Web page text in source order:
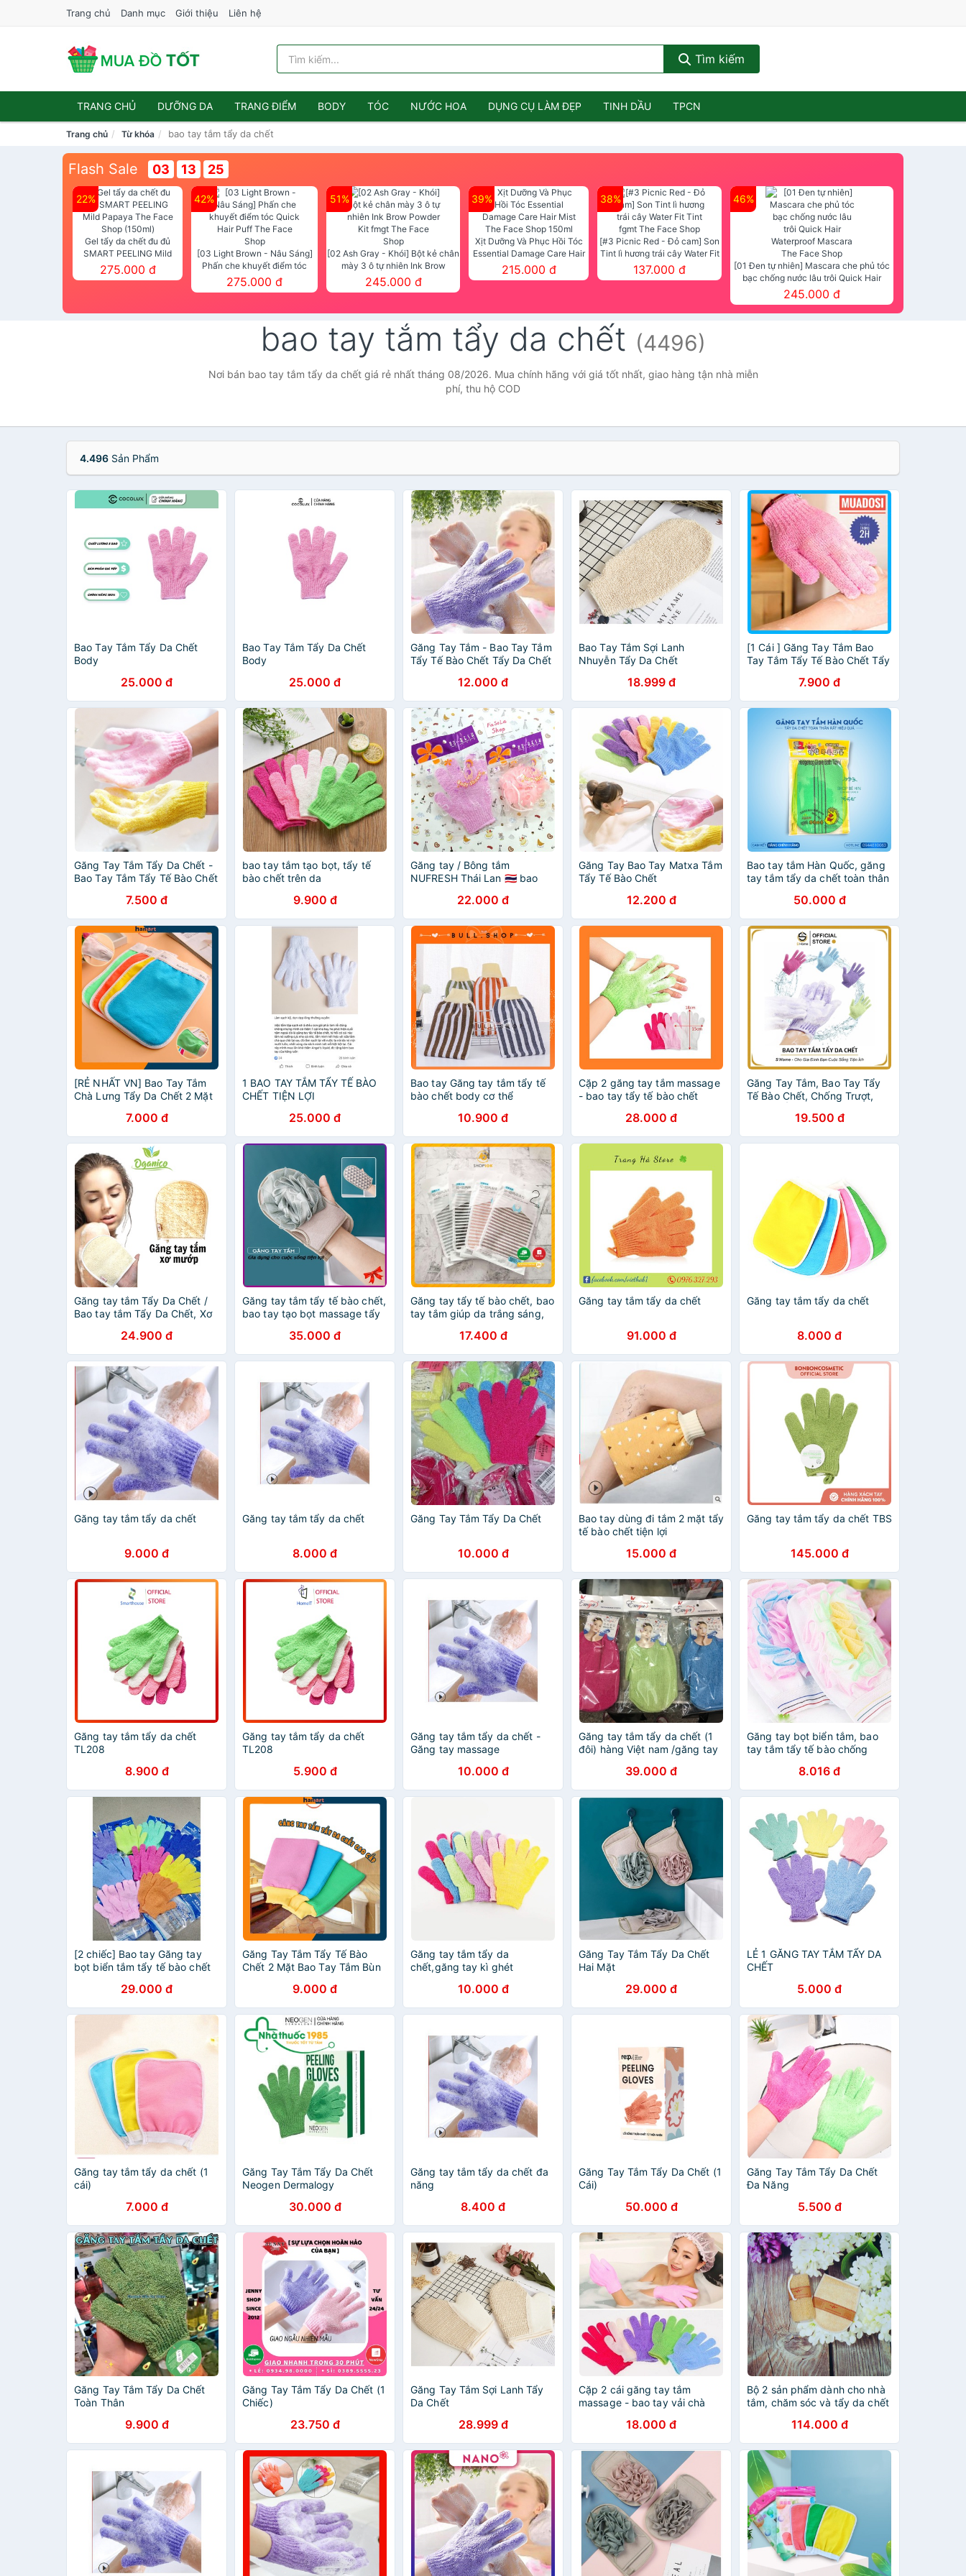
Trang chủ Danh mục Giới thiệu Liên hệ
Tìm kiếm
TRANG CHỦ DƯỠNG DA TRANG ĐIỂM BODY TÓC NƯỚC HOA DỤNG CỤ LÀM ĐẸP TINH DẦU TPCN
Trang chủ Từ khóa bao tay tắm tẩy da chết
Flash Sale 03 13 23
22%
Gel tẩy da chết đu đủ
SMART PEELING Mild
Papaya The Face Shop
(150ml)
275.000 đ
42%
[03 Light Brown - Nâu Sáng]
Phấn che khuyết điểm tóc
Quick Hair Puff The Face Shop
275.000 đ
51%
[02 Ash Gray - Khói] Bột kẻ chân
mày 3 ô tự nhiên Ink Brow
Powder Kit fmgt The Face Shop
245.000 đ
39%
Xịt Dưỡng Và Phục Hồi Tóc
Essential Damage Care Hair
Mist The Face Shop 150ml
215.000 đ
38%
[#3 Picnic Red - Đỏ cam] Son
Tint lì hương trái cây Water Fit
Tint fgmt The Face Shop
137.000 đ
46%
[01 Đen tự nhiên] Mascara che phủ tóc
bạc chống nước lâu trôi Quick Hair
Waterproof Mascara The Face Shop
245.000 đ
bao tay tắm tẩy da chết (4496)
Nơi bán bao tay tắm tẩy da chết giá rẻ nhất tháng 08/2026. Mua chính hãng với giá tốt nhất, giao hàng tận nhà miễn
phí, thu hộ COD
4.496 Sản Phẩm
Bao Tay Tắm Tẩy Da Chết
Body
25.000 đ
Bao Tay Tắm Tẩy Da Chết
Body
25.000 đ
Găng Tay Tắm - Bao Tay Tắm
Tẩy Tế Bào Chết Tẩy Da Chết
12.000 đ
Bao Tay Tắm Sợi Lanh
Nhuyễn Tẩy Da Chết
18.999 đ
[1 Cái ] Găng Tay Tắm Bao
Tay Tắm Tẩy Tế Bào Chết Tẩy
7.900 đ
Găng Tay Tắm Tẩy Da Chết -
Bao Tay Tắm Tẩy Tế Bào Chết
7.500 đ
bao tay tắm tạo bọt, tẩy tế
bào chết trên da
9.900 đ
Găng tay / Bông tắm
NUFRESH Thái Lan 🇹🇭 bao
22.000 đ
Găng Tay Bao Tay Matxa Tắm
Tẩy Tế Bào Chết
12.200 đ
Bao tay tắm Hàn Quốc, găng
tay tắm tẩy da chết toàn thân
50.000 đ
[RẺ NHẤT VN] Bao Tay Tắm
Chà Lưng Tẩy Da Chết 2 Mặt
7.000 đ
1 BAO TAY TẮM TẨY TẾ BÀO
CHẾT TIỆN LỢI
25.000 đ
Bao tay Găng tay tắm tẩy tế
bào chết body cơ thể
10.900 đ
Cặp 2 găng tay tắm massage
- bao tay tẩy tế bào chết
28.000 đ
Găng Tay Tắm, Bao Tay Tẩy
Tế Bào Chết, Chống Trượt,
19.500 đ
Găng tay tắm Tẩy Da Chết /
Bao tay tắm Tẩy Da Chết, Xơ
Nhật, Mỹ, Hàn, Ba Lan
OGANICO 5
24.900 đ
Găng tay tắm tẩy tế bào chết,
bao tay tạo bọt massage tẩy
35.000 đ
Găng tay tẩy tế bào chết, bao
tay tắm giúp da trắng sáng,
17.400 đ
Găng tay tắm tẩy da chết
91.000 đ
Găng tay tắm tẩy da chết
8.000 đ
Găng tay tắm tẩy da chết
9.000 đ
Găng tay tắm tẩy da chết
8.000 đ
Găng Tay Tắm Tẩy Da Chết
10.000 đ
Bao tay dùng đi tắm 2 mặt tẩy
tế bào chết tiện lợi
15.000 đ
Găng tay tắm tẩy da chết TBS
145.000 đ
Găng tay tắm tẩy da chết
TL208
8.900 đ
Găng tay tắm tẩy da chết
TL208
5.900 đ
Găng tay tắm tẩy da chết -
Găng tay massage
10.000 đ
Găng tay tắm tẩy da chết (1
đôi) hàng Việt nam /găng tay
39.000 đ
Găng tay bọt biển tắm, bao
tay tắm tẩy tế bào chống
8.016 đ
[2 chiếc] Bao tay Găng tay
bọt biển tắm tẩy tế bào chết
29.000 đ
Găng Tay Tắm Tẩy Tế Bào
Chết 2 Mặt Bao Tay Tắm Bùn
9.000 đ
Găng tay tắm tẩy da
chết,găng tay kì ghét
10.000 đ
Găng Tay Tắm Tẩy Da Chết
Hai Mặt
29.000 đ
LẺ 1 GĂNG TAY TẮM TẨY DA
CHẾT
5.000 đ
Găng tay tắm tẩy da chết (1
cái)
7.000 đ
Găng Tay Tắm Tẩy Da Chết
Neogen Dermalogy
30.000 đ
Găng tay tắm tẩy da chết đa
năng
8.400 đ
Găng Tay Tắm Tẩy Da Chết (1
Cái)
50.000 đ
Găng Tay Tắm Tẩy Da Chết
Đa Năng
5.500 đ
Găng Tay Tắm Tẩy Da Chết
Toàn Thân
9.900 đ
Găng Tay Tắm Tẩy Da Chết (1
Chiếc)
23.750 đ
Găng Tay Tắm Sợi Lanh Tẩy
Da Chết
28.999 đ
Cặp 2 cái găng tay tắm
massage - bao tay vải chà
18.000 đ
Bộ 2 sản phẩm dành cho nhà
tắm, chăm sóc và tẩy da chết
mướp tự nhiên114.000 đ